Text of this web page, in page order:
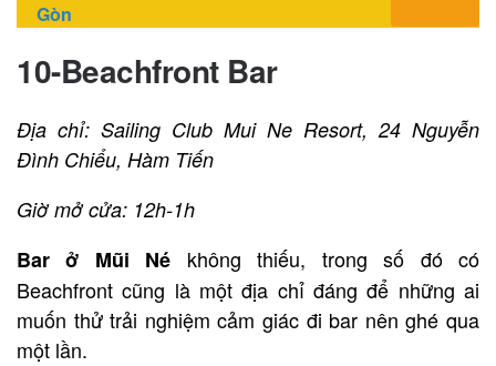
Gòn
10-Beachfront Bar
Địa chỉ: Sailing Club Mui Ne Resort, 24 Nguyễn
Đình Chiểu, Hàm Tiến
Giờ mở cửa: 12h-1h
Bar ở Mũi Né không thiếu, trong số đó có
Beachfront cũng là một địa chỉ đáng để những ai
muốn thử trải nghiệm cảm giác đi bar nên ghé qua
một lần.